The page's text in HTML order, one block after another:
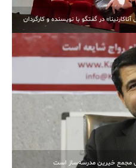
در گفتگو با نویسنده و کارگردان
مجمع خیرین مدرسه‌ساز است